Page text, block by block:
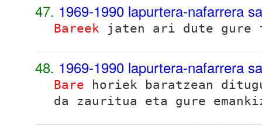
47. 1969-1990 lapurtera-nafarrera
Bareek jaten ari dute gure
48. 1969-1990 lapurtera-nafarrera
Bare horiek baratzean
da zauritua eta gure